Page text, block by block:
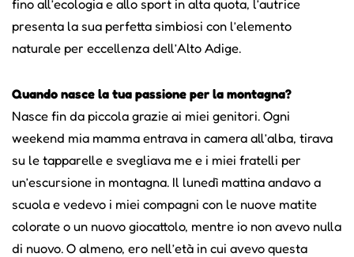
fino all’ecologia e allo sport in alta quota, l’autrice
presenta la sua perfetta simbiosi con l’elemento
naturale per eccellenza dell’Alto Adige.
Quando nasce la tua passione per la montagna?
Nasce fin da piccola grazie ai miei genitori. Ogni
weekend mia mamma entrava in camera all’alba, tirava
su le tapparelle e svegliava me e i miei fratelli per
un’escursione in montagna. Il lunedì mattina andavo a
scuola e vedevo i miei compagni con le nuove matite
colorate o un nuovo giocattolo, mentre io non avevo nulla
di nuovo. O almeno, ero nell’età in cui avevo questa